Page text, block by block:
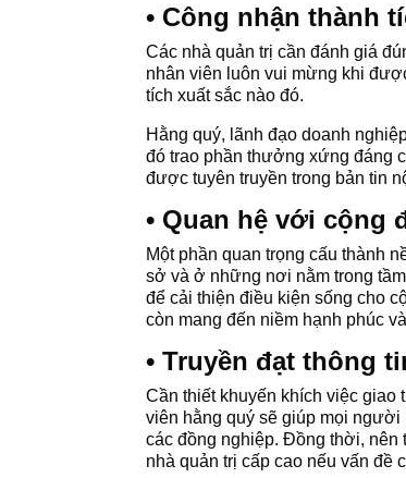
• Công nhận thành
Các nhà quản trị cần đánh giá
nhân viên luôn vui mừng khi
tích xuất sắc nào đó.
Hằng quý, lãnh đạo doanh
đó trao phần thưởng xứng đáng
được tuyên truyền trong bản tin
• Quan hệ với cộng
Một phần quan trọng cấu thành
sở và ở những nơi nằm trong
để cải thiện điều kiện sống cho
còn mang đến niềm hạnh phúc
• Truyền đạt thông
Cần thiết khuyến khích việc giao
viên hằng quý sẽ giúp mọi
các đồng nghiệp. Đồng thời, nên
nhà quản trị cấp cao nếu vấn đề